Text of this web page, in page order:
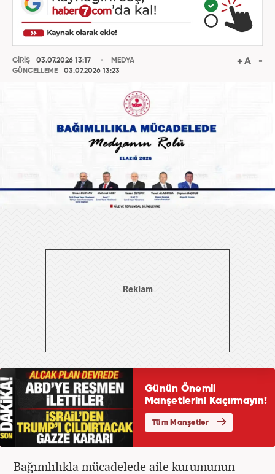
GİRİŞ
03.07.2026 13:17
GÜNCELLEME
03.07.2026 13:23
MEDYA
Bağımlılıkla mücadelede aile kurumunun